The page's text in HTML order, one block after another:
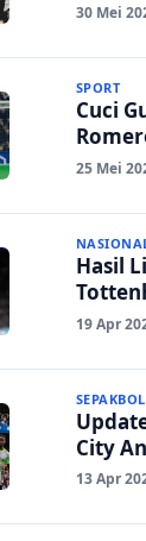
30 Mei
SPORT
Cuci
25 Mei
Hasil
19 Apr
City
13 Apr